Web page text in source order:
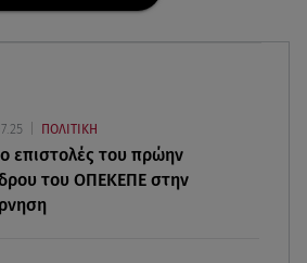
Στο «κόκκινο» η Αττική –
τον γιο της η ηθοποιός -
ΠΟΛΙΤΙΚΗ
επιστολές του πρώην
του ΟΠΕΚΕΠE στην